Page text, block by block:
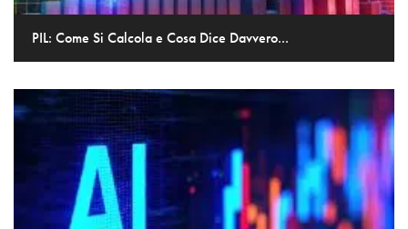
PIL: Come Si Calcola e Cosa Dice Davvero...